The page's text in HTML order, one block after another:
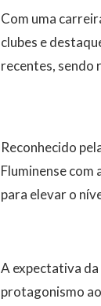
Com uma
clubes e
recentes, sendo
Reconhecido
Fluminense
para elevar o
A expectativa
protagonismo